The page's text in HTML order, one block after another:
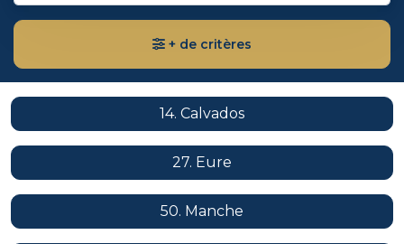
+ de critères
14. Calvados
27. Eure
50. Manche